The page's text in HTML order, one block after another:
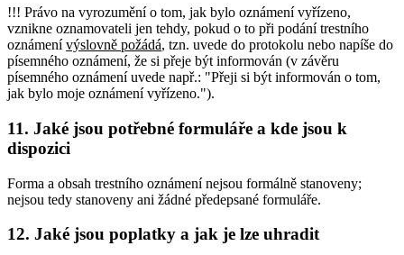
!!! Právo na vyrozumění o tom, jak bylo oznámení vyřízeno,
vznikne oznamovateli jen tehdy, pokud o to při podání trestního
oznámenívýslovně požádá, tzn. uvede do protokolu nebo napíše do
písemného oznámení, že si přeje být informován (v závěru
písemného oznámení uvede např.: "Přeji si být informován o tom,
jak bylo moje oznámení vyřízeno.").
11. Jaké jsou potřebné formuláře a kde jsou k
dispozici
Forma a obsah trestního oznámení nejsou formálně stanoveny;
nejsou tedy stanoveny ani žádné předepsané formuláře.
12. Jaké jsou poplatky a jak je lze uhradit